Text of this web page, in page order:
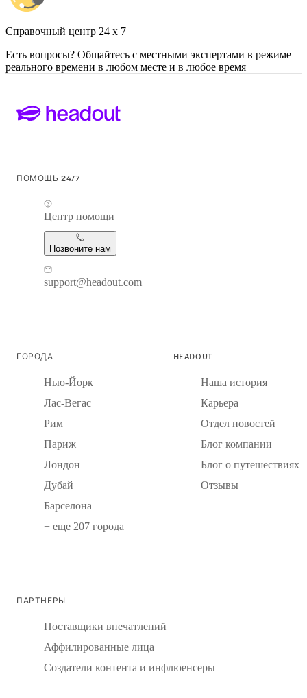
Cправочный центр 24 x 7
Есть вопросы? Общайтесь с местными экспертами в режиме
реального времени в любом месте и в любое время
ПОМОЩЬ 24/7
Центр помощи
Позвоните нам
support@headout.com
ГОРОДА
Нью-Йорк
Лас-Вегас
Рим
Париж
Лондон
Дубай
Барселона
+ еще 207 города
HEADOUT
Наша история
Карьера
Отдел новостей
Блог компании
Блог о путешествиях
Отзывы
ПАРТНЕРЫ
Поставщики впечатлений
Аффилированные лица
Создатели контента и инфлюенсеры